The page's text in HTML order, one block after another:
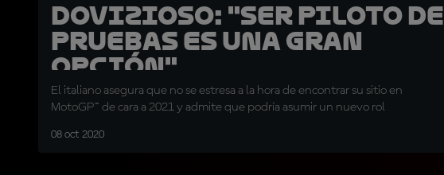
Dovizioso: "Ser piloto de
pruebas es una gran
opción"
El italiano asegura que no se estresa a la hora de encontrar su sitio en
MotoGP™ de cara a 2021 y admite que podría asumir un nuevo rol
08 oct 2020